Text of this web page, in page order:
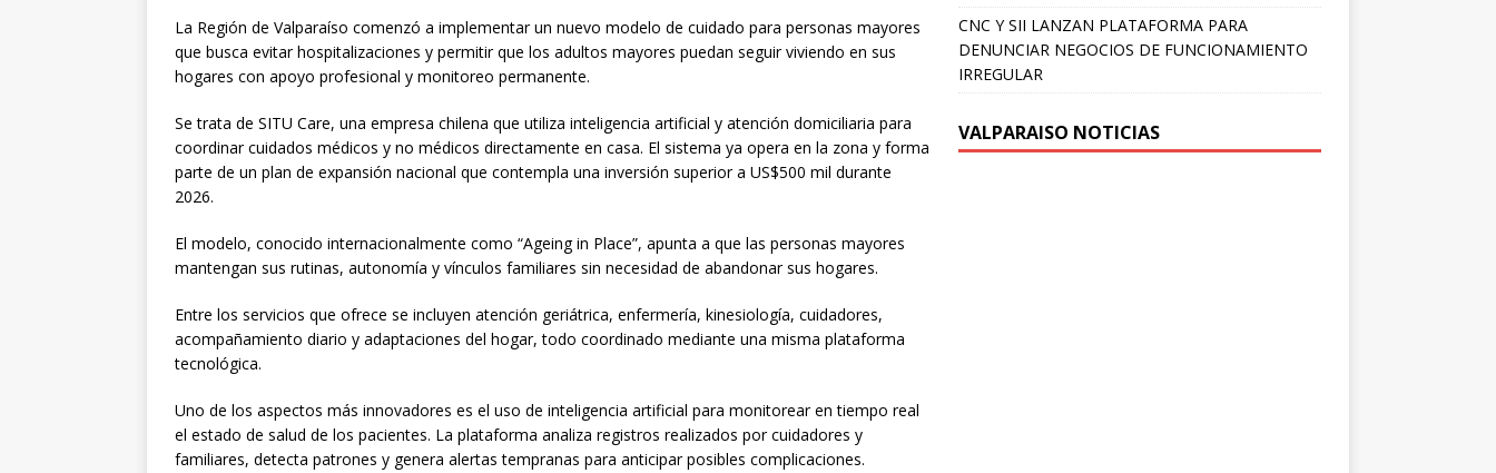
La Región de Valparaíso comenzó a implementar un nuevo modelo de cuidado para personas mayores
que busca evitar hospitalizaciones y permitir que los adultos mayores puedan seguir viviendo en sus
hogares con apoyo profesional y monitoreo permanente.
Se trata de SITU Care, una empresa chilena que utiliza inteligencia artificial y atención domiciliaria para
coordinar cuidados médicos y no médicos directamente en casa. El sistema ya opera en la zona y forma
parte de un plan de expansión nacional que contempla una inversión superior a US$500 mil durante
2026.
El modelo, conocido internacionalmente como “Ageing in Place”, apunta a que las personas mayores
mantengan sus rutinas, autonomía y vínculos familiares sin necesidad de abandonar sus hogares.
Entre los servicios que ofrece se incluyen atención geriátrica, enfermería, kinesiología, cuidadores,
acompañamiento diario y adaptaciones del hogar, todo coordinado mediante una misma plataforma
tecnológica.
Uno de los aspectos más innovadores es el uso de inteligencia artificial para monitorear en tiempo real
el estado de salud de los pacientes. La plataforma analiza registros realizados por cuidadores y
familiares, detecta patrones y genera alertas tempranas para anticipar posibles complicaciones.
CNC Y SII LANZAN PLATAFORMA PARA
DENUNCIAR NEGOCIOS DE FUNCIONAMIENTO
IRREGULAR
VALPARAISO NOTICIAS